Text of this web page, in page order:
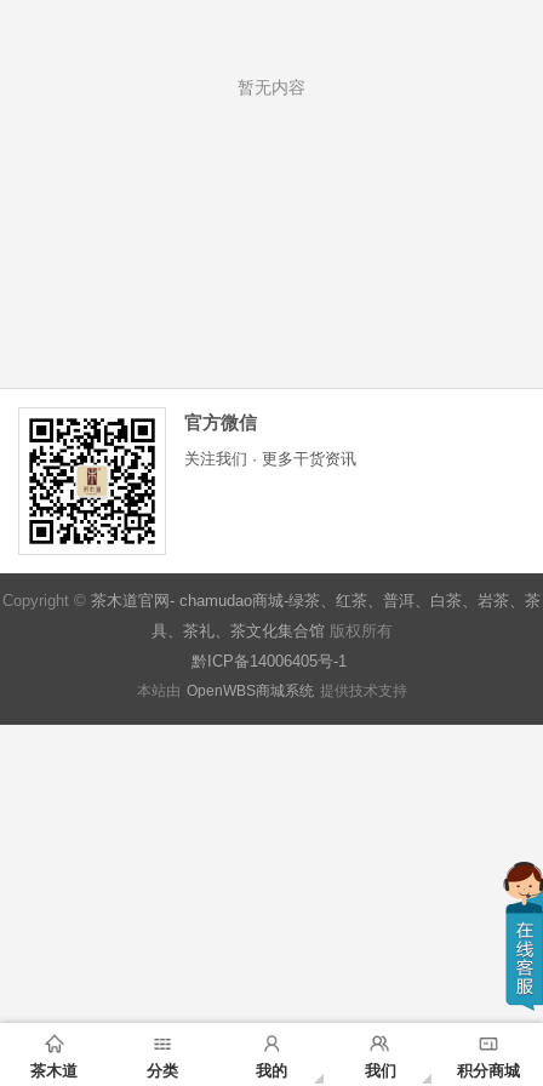
茶木道 分类 我的 我们 积分商城
暂无内容
官方微信
关注我们 · 更多干货资讯
Copyright © 茶木道官网- chamudao商城-绿茶、红茶、普洱、白茶、岩茶、茶
具、茶礼、茶文化集合馆版权所有
黔ICP备14006405号-1
本站由 OpenWBS商城系统 提供技术支持